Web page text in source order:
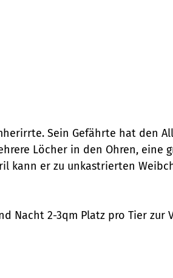
Sein Gefährte hat den
Löcher in den Ohren, eine
kann er zu unkastrierten
2-3qm Platz pro Tier zur